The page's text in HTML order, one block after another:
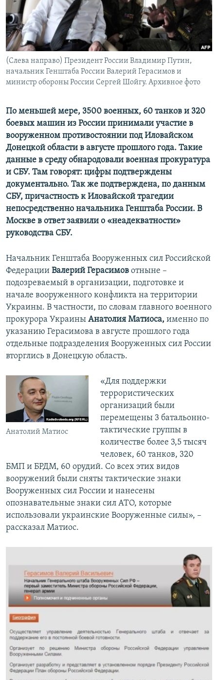
ПОБЕДИТЕЛЕЙ НЕ СУДЯТ?
КРЫМ.НЕПОКОРЕННЫЙ
ELIFBE
УКРАИНСКАЯ ПРОБЛЕМА КРЫМА
ПРИСОЕДИНЯЙТЕСЬ!
Все сайты RFE/RL
(Слева направо) Президент России Владимир Путин,
начальник Генштаба России Валерий Герасимов и
министр обороны России Сергей Шойгу. Архивное фото
По меньшей мере, 3500 военных, 60 танков и 320
боевых машин из России принимали участие в
вооруженном противостоянии под Иловайском
Донецкой области в августе прошлого года. Такие
данные в среду обнародовали военная прокуратура
и СБУ. Там говорят: цифры подтверждены
документально. Так же подтверждена, по данным
СБУ, причастность к Иловайской трагедии
непосредственно начальника Генштаба России. В
Москве в ответ заявили о «неадекватности»
руководства СБУ.
Начальник Генштаба Вооруженных сил Российской
Федерации Валерий Герасимов отныне –
подозреваемый в организации, подготовке и
начале вооруженного конфликта на территории
Украины. В частности, по словам главного военного
прокурора Украины Анатолия Матиоса, именно по
указанию Герасимова в августе прошлого года
отдельные подразделения Вооруженных сил России
вторглись в Донецкую область.
Анатолий Матиос
«Для поддержки
террористических
организаций были
перемещены 3 батальонно-
тактические группы в
количестве более 3,5 тысяч
человек, 60 танков, 320
БМП и БРДМ, 60 орудий. Со всех этих видов
вооружений были сняты тактические знаки
Вооруженных сил России и нанесены
опознавательные знаки сил АТО, которые
использовали украинские Вооруженные силы», –
рассказал Матиос.